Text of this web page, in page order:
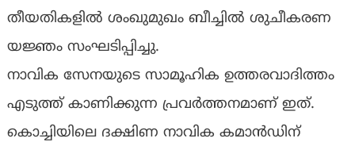
തീയതികളിൽ ശംഖുമുഖം ബീച്ചിൽ ശുചീകരണ
യജ്ഞം സംഘടിപ്പിച്ചു.
നാവിക സേനയുടെ സാമൂഹിക ഉത്തരവാദിത്തം
എടുത്ത് കാണിക്കുന്ന പ്രവർത്തനമാണ് ഇത്.
കൊച്ചിയിലെ ദക്ഷിണ നാവിക കമാൻഡിന്